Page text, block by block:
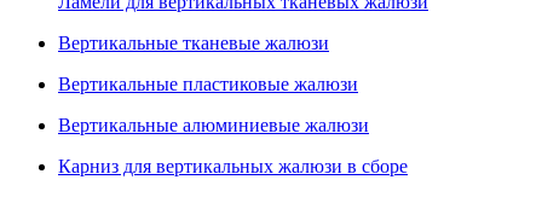
Вертикальные тканевые жалюзи
Вертикальные пластиковые жалюзи
Вертикальные алюминиевые жалюзи
Карниз для вертикальных жалюзи в сборе